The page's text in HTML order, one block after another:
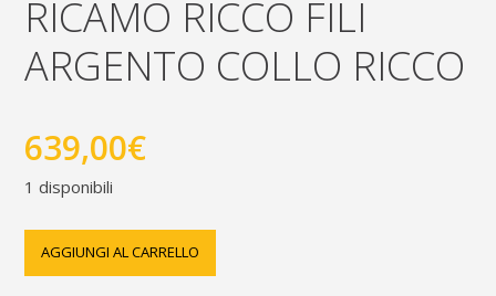
RICAMO RICCO FILI
ARGENTO COLLO RICCO
639,00€
1 disponibili
Casula
AGGIUNGI AL CARRELLO